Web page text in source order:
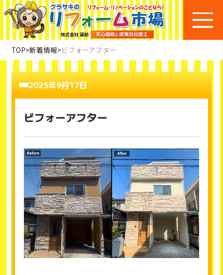
TOP>新着情報>ビフォーアフター
2025年9月17日
ビフォーアフター